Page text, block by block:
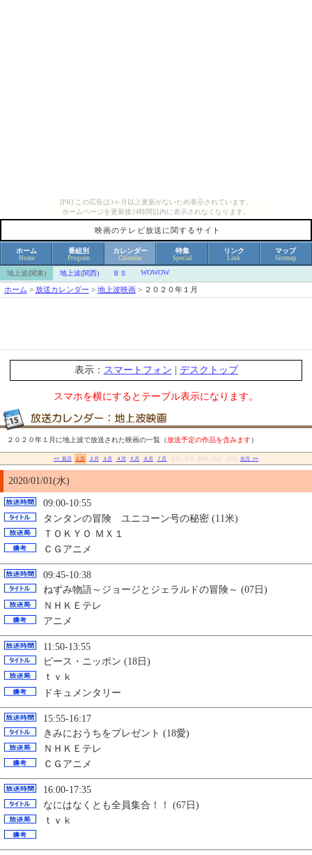
[PR] この広告は3ヶ月以上更新がないため表示されています。
ホームページを更新後24時間以内に表示されなくなります。
映画のテレビ放送に関するサイト
ホーム
Home
番組別
Program
カレンダー
Calendar
特集
Special
リンク
Link
マップ
Sitemap
地上波(関東) 地上波(関西) ＢＳ WOWOW
ホーム > 放送カレンダー > 地上波映画> ２０２０年１月
表示： スマートフォン デスクトップ
スマホを横にするとテーブル表示になります。
２０２０年１月に地上波で放送された映画の一覧（放送予定の作品を含みます）
<< 前月 １月 ２月 ３月 ４月 ５月 ６月 ７月 ８月 10月 11月 12月 次月 >>
2020/01/01(水)
09:00-10:55
タンタンの冒険 ユニコーン号の秘密 (11米)
ＴＯＫＹＯ ＭＸ１
ＣＧアニメ
09:45-10:38
ねずみ物語～ジョージとジェラルドの冒険～ (07日)
ＮＨＫＥテレ
アニメ
11:50-13:55
ピース・ニッポン (18日)
ｔｖｋ
ドキュメンタリー
15:55-16:17
きみにおうちをプレゼント (18愛)
ＮＨＫＥテレ
ＣＧアニメ
16:00-17:35
なにはなくとも全員集合！！ (67日)
ｔｖｋ